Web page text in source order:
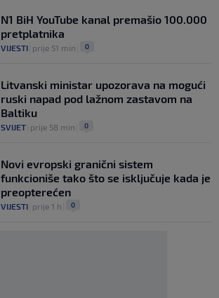
N1 BiH YouTube kanal premašio 100.000
pretplatnika
VIJESTI prije 51 min 0
Litvanski ministar upozorava na mogući
ruski napad pod lažnom zastavom na
Baltiku
SVIJET prije 58 min 0
Novi evropski granični sistem
funkcioniše tako što se isključuje kada je
preopterećen
VIJESTI prije 1 h 0